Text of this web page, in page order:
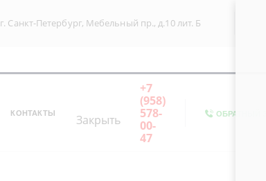
г. Санкт-Петербург, Мебельный пр., д.10 лит. Б
КОНТАКТЫ Закрыть
+7
(958)
578-
00-
47
ОБРАТНЫЙ